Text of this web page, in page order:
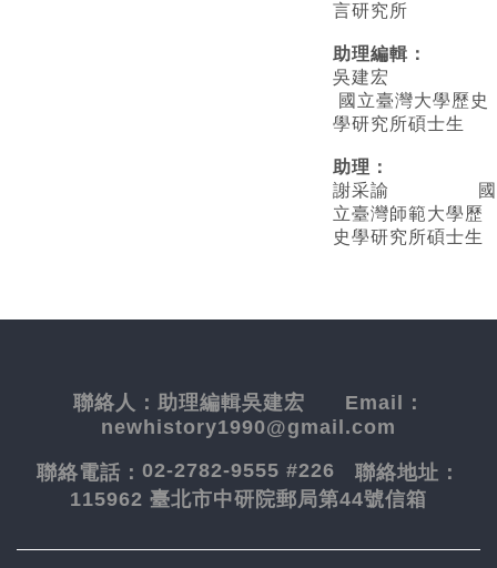
言研究所
助理編輯：
吳建宏
國立臺灣大學歷史
學研究所碩士生
助理：
謝采諭
國
立臺灣師範大學歷
史學研究所碩士生
聯絡人： 助理編輯吳建宏 Email：
newhistory1990@gmail.com
聯絡電話： 02-2782-9555 #226 聯絡地址：
115962 臺北市中研院郵局第44號信箱